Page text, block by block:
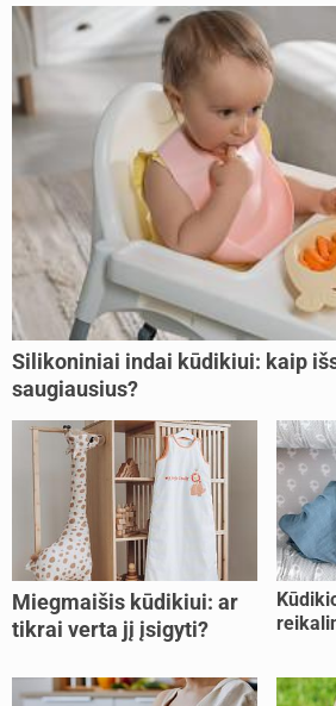
Silikoniniai indai kūdikiui: kaip
saugiausius?
Miegmaišis kūdikiui: ar
tikrai verta jį įsigyti?